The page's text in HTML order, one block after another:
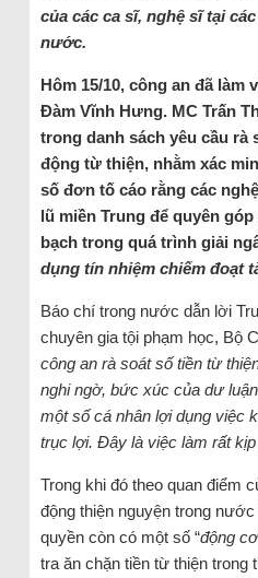
của các ca sĩ, nghệ sĩ tại
nước.
Hôm 15/10, công an đã làm
Đàm Vĩnh Hưng. MC Trấn
trong danh sách yêu cầu rà
động từ thiện, nhằm xác
số đơn tố cáo rằng các
lũ miền Trung để quyên
bạch trong quá trình giải
dụng tín nhiệm chiếm đoạt
Báo chí trong nước dẫn lời
chuyên gia tội phạm học, Bộ
công an rà soát số tiền từ
nghi ngờ, bức xúc của dư
một số cá nhân lợi dụng việc
trục lợi. Đây là việc làm rất
Trong khi đó theo quan điểm
động thiện nguyện trong
quyền còn có một số “động cơ
tra ăn chặn tiền từ thiện trong